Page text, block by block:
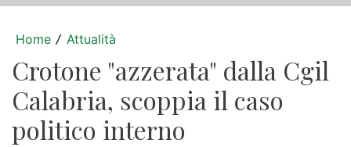
Home / Attualità
Crotone "azzerata" dalla Cgil
Calabria, scoppia il caso
politico interno